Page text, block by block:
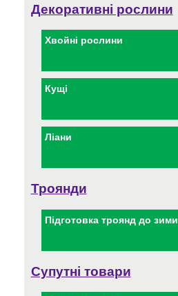
Декоративні рослини
Хвойні рослини
Кущі
Ліани
Троянди
Підготовка троянд до зими
Супутні товари